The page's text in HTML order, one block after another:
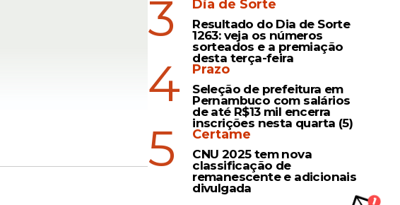
e a importância da
3 Dia de Sorte
Resultado do Dia de Sorte
1263: veja os números
sorteados e a premiação
desta terça-feira
4 Prazo
Seleção de prefeitura em
Pernambuco com salários
de até R$13 mil encerra
inscrições nesta quarta (5)
5 Certame
CNU 2025 tem nova
classificação de
remanescente e adicionais
divulgada